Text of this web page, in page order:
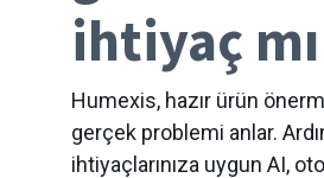
ihtiyaç
Humexis, hazır ürün
gerçek problemi anlar.
ihtiyaçlarınıza uygun AI,